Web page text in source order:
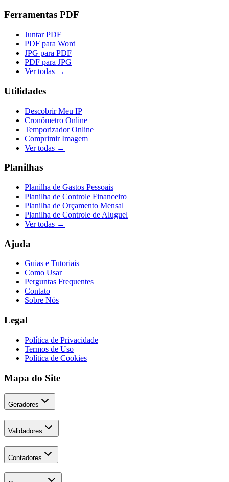
Ferramentas PDF
Juntar PDF
PDF para Word
JPG para PDF
PDF para JPG
Ver todas →
Utilidades
Descobrir Meu IP
Cronômetro Online
Temporizador Online
Comprimir Imagem
Ver todas →
Planilhas
Planilha de Gastos Pessoais
Planilha de Controle Financeiro
Planilha de Orçamento Mensal
Planilha de Controle de Aluguel
Ver todas →
Ajuda
Guias e Tutoriais
Como Usar
Perguntas Frequentes
Contato
Sobre Nós
Legal
Política de Privacidade
Termos de Uso
Política de Cookies
Mapa do Site
Geradores
Validadores
Contadores